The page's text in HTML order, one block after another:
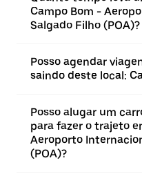
Campo Bom -
Salgado Filho (POA)?
Posso agendar
saindo deste local:
Posso alugar um
para fazer o trajeto
Aeroporto
(POA)?